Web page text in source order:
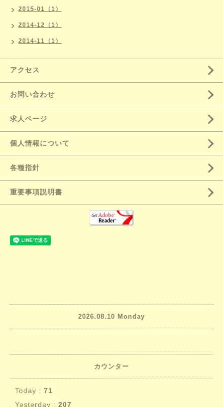
2015-01（1）
2014-12（1）
2014-11（1）
アクセス
お問い合わせ
求人ページ
個人情報について
各種指針
重要事項説明書
2026.08.10 Monday
カウンター
Today : 71
Yesterday : 207